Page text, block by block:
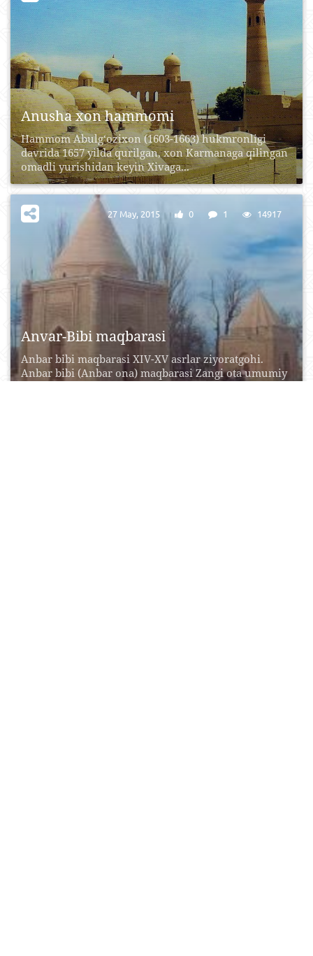
Anusha xon hammomi
Hammom Abulg‘ozixon (1603-1663) hukmronligi
davrida 1657 yilda qurilgan, xon Karmanaga qilingan
omadli yurishidan keyin Xivaga...
Anvar-Bibi maqbarasi
Anbar bibi maqbarasi XIV-XV asrlar ziyoratgohi.
Anbar bibi (Anbar ona) maqbarasi Zangi ota umumiy
27 May, 2015 0 1 14917